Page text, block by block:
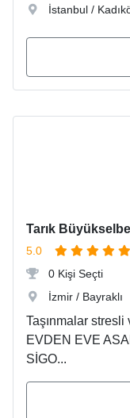
İstanbul /
Tarık
5.0
0 Kişi Seçti
İzmir / Bayraklı
Taşınmalar
EVDEN EVE
SİGO...